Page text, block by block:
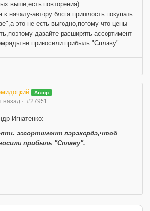
выше,есть повторения)
к началу-автору блога пришлость покупать
это не есть выгодно,потому что цены
давайте расширять ассортимент
не приносили прибыль "Сплаву".
Автор
назад #27951
Игнатенко:
ассортимент паракорда,чтоб
прибыль "Сплаву".